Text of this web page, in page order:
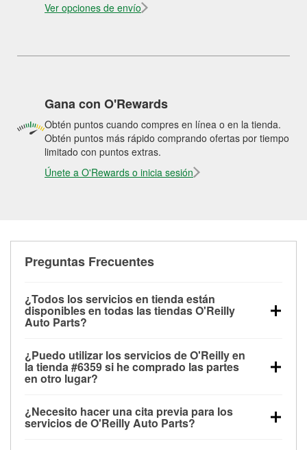
Ver opciones de envío
Gana con O'Rewards
Obtén puntos cuando compres en línea o en la tienda.
Obtén puntos más rápido comprando ofertas por tiempo
limitado con puntos extras.
Únete a O'Rewards o inicia sesión
Preguntas Frecuentes
¿Todos los servicios en tienda están
disponibles en todas las tiendas O'Reilly
Auto Parts?
las pruebas de batería, pruebas de alternador y
motor de arranque, revisión de la luz “Check Engine”
con O'Reilly VeriScan® e instalación de
limpiaparabrisas o bombillas, están disponibles en
todas las tiendas O'Reilly Auto Parts. La tienda
¿Puedo utilizar los servicios de O'Reilly en
la tienda #6359 si he comprado las partes
en otro lugar?
de O'Reilly Auto Parts que estén disponibles en la
tienda #6359 de Roanoke, VA aunque hayas
¿Necesito hacer una cita previa para los
servicios de O'Reilly Auto Parts?